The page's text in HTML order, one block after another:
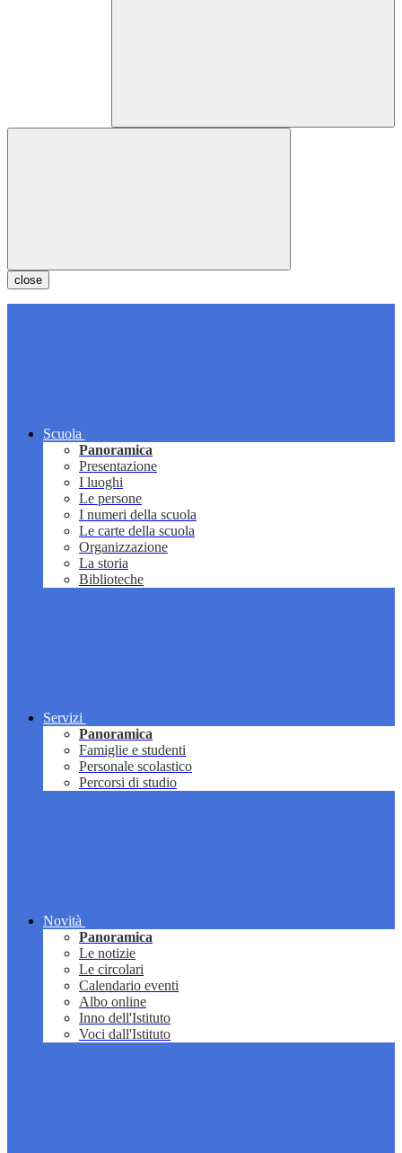
close
Scuola
Panoramica
Presentazione
I luoghi
Le persone
I numeri della scuola
Le carte della scuola
Organizzazione
La storia
Biblioteche
Servizi
Panoramica
Famiglie e studenti
Personale scolastico
Percorsi di studio
Novità
Panoramica
Le notizie
Le circolari
Calendario eventi
Albo online
Inno dell'Istituto
Voci dall'Istituto